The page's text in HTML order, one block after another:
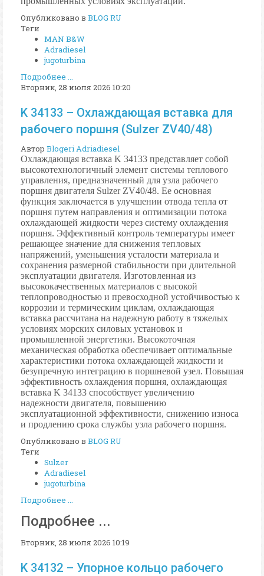
Опубликовано в BLOG RU
Теги
MAN B&W
Adradiesel
jugoturbina
Подробнее ...
Вторник, 28 июля 2026 10:20
K 34133 – Охлаждающая вставка для
рабочего поршня (Sulzer ZV40/48)
Автор Blogeri Adriadiesel
Охлаждающая вставка K 34133 представляет собой
высокотехнологичный элемент системы теплового
управления, предназначенный для узла рабочего
поршня двигателя Sulzer ZV40/48. Ее основная
функция заключается в улучшении отвода тепла от
поршня путем направления и оптимизации потока
охлаждающей жидкости через систему охлаждения
поршня. Эффективный контроль температуры имеет
решающее значение для снижения тепловых
напряжений, уменьшения усталости материала и
сохранения размерной стабильности при длительной
эксплуатации двигателя. Изготовленная из
высококачественных материалов с высокой
теплопроводностью и превосходной устойчивостью к
коррозии и термическим циклам, охлаждающая
вставка рассчитана на надежную работу в тяжелых
условиях морских силовых установок и
промышленной энергетики. Высокоточная
механическая обработка обеспечивает оптимальные
характеристики потока охлаждающей жидкости и
безупречную интеграцию в поршневой узел. Повышая
эффективность охлаждения поршня, охлаждающая
вставка K 34133 способствует увеличению
надежности двигателя, повышению
эксплуатационной эффективности, снижению износа
и продлению срока службы узла рабочего поршня.
Опубликовано в BLOG RU
Теги
Sulzer
Adradiesel
jugoturbina
Подробнее ...
Подробнее ...
Вторник, 28 июля 2026 10:19
K 34132 – Упорное кольцо рабочего